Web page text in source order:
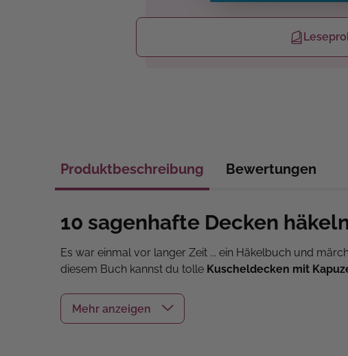
Produktbeschreibung Bewertungen
10 sagenhafte Decken
Es war einmal vor langer Zeit ... ein Häkelbuch und
diesem Buch kannst du tolle Kuscheldecken mit
Jede Decke kannin zwei Größen